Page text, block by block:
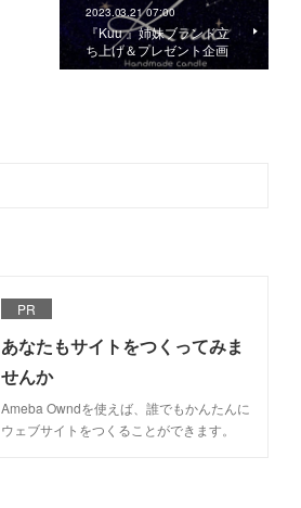
2023.03.21 07:00
『Kuu 』姉妹ブランド立
ち上げ＆プレゼント企画
PR
あなたもサイトをつくってみま
せんか
Ameba Owndを使えば、誰でもかんたんに
ウェブサイトをつくることができます。